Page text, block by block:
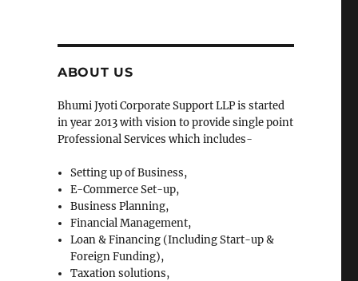
ABOUT US
Bhumi Jyoti Corporate Support LLP is started
in year 2013 with vision to provide single point
Professional Services which includes-
Setting up of Business,
E-Commerce Set-up,
Business Planning,
Financial Management,
Loan & Financing (Including Start-up &
Foreign Funding),
Taxation solutions,